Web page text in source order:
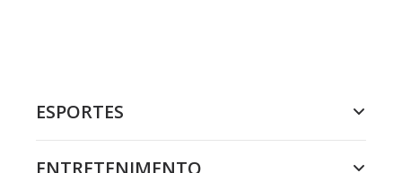
ESPORTES
ENTRETENIMENTO